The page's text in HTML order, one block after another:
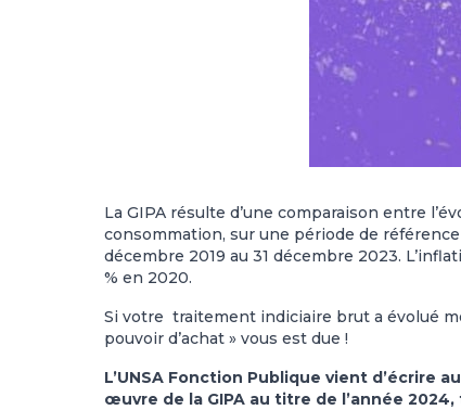
La GIPA résulte d’une com­pa­rai­son entre
consom­ma­tion, sur une période de
décem­bre 2019 au 31 décem­bre 2023.
% en 2020.
Si votre traitement indiciaire brut a évolué
pouvoir d’achat » vous est due !
L’UNSA Fonction Publique vient d’écrire
œuvre de la GIPA au titre de l’année